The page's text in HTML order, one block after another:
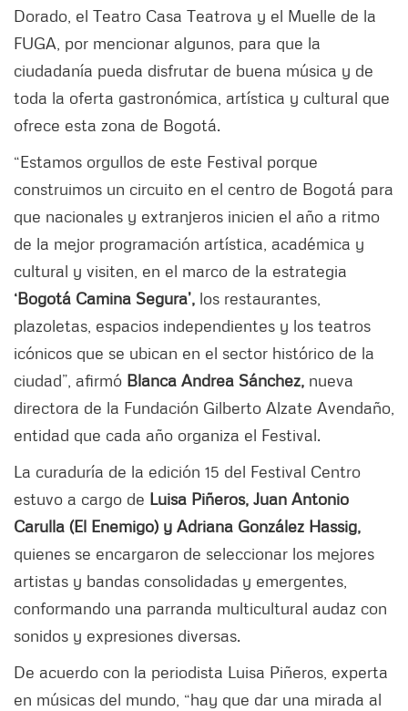
Dorado, el Teatro Casa Teatrova y el Muelle de la
FUGA, por mencionar algunos, para que la
ciudadanía pueda disfrutar de buena música y de
toda la oferta gastronómica, artística y cultural que
ofrece esta zona de Bogotá.
“Estamos orgullos de este Festival porque
construimos un circuito en el centro de Bogotá para
que nacionales y extranjeros inicien el año a ritmo
de la mejor programación artística, académica y
cultural y visiten, en el marco de la estrategia
‘Bogotá Camina Segura’, los restaurantes,
plazoletas, espacios independientes y los teatros
icónicos que se ubican en el sector histórico de la
ciudad”, afirmó Blanca Andrea Sánchez, nueva
directora de la Fundación Gilberto Alzate Avendaño,
entidad que cada año organiza el Festival.
La curaduría de la edición 15 del Festival Centro
estuvo a cargo de Luisa Piñeros, Juan Antonio
Carulla (El Enemigo) y Adriana González Hassig,
quienes se encargaron de seleccionar los mejores
artistas y bandas consolidadas y emergentes,
conformando una parranda multicultural audaz con
sonidos y expresiones diversas.
De acuerdo con la periodista Luisa Piñeros, experta
en músicas del mundo, “hay que dar una mirada al